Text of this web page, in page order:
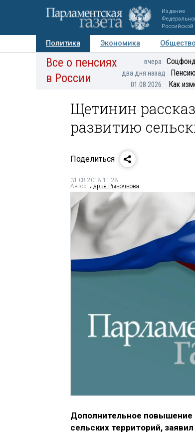
Издание
Политика Экономика Общество
Авторы Персоны Мнения
Все о пенсиях
в России
вчера
два дня назад
01.08.2026 Как
Щетинин
развитию
Поделиться
31.08.2018 11:28
Автор: Дарья Рыночнова
Дополнительное повышение
сельских территорий,